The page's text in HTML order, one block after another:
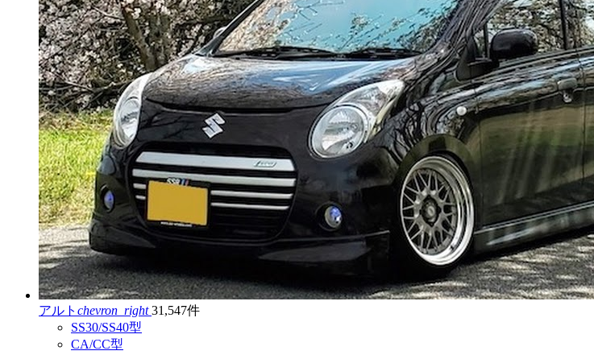
アルト chevron_right 31,547件
SS30/SS40型
CA/CC型